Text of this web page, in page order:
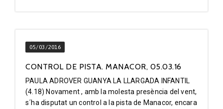
05/03/2016
CONTROL DE PISTA. MANACOR, 05.03.16
PAULA ADROVER GUANYA LA LLARGADA INFANTIL
(4.18) Novament , amb la molesta presència del vent,
s´ha disputat un control a la pista de Manacor, encara